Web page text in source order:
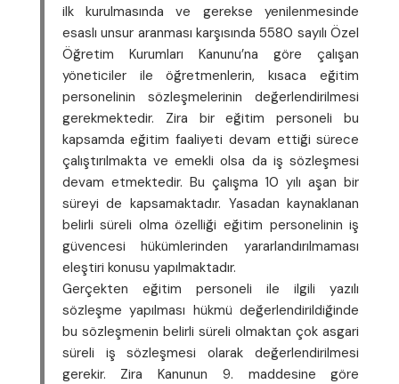
ilk kurulmasında ve gerekse yenilenmesinde
esaslı unsur aranması karşısında 5580 sayılı Özel
Öğretim Kurumları Kanunu’na göre çalışan
yöneticiler ile öğretmenlerin, kısaca eğitim
personelinin sözleşmelerinin değerlendirilmesi
gerekmektedir. Zira bir eğitim personeli bu
kapsamda eğitim faaliyeti devam ettiği sürece
çalıştırılmakta ve emekli olsa da iş sözleşmesi
devam etmektedir. Bu çalışma 10 yılı aşan bir
süreyi de kapsamaktadır. Yasadan kaynaklanan
belirli süreli olma özelliği eğitim personelinin iş
güvencesi hükümlerinden yararlandırılmaması
eleştiri konusu yapılmaktadır.
Gerçekten eğitim personeli ile ilgili yazılı
sözleşme yapılması hükmü değerlendirildiğinde
bu sözleşmenin belirli süreli olmaktan çok asgari
süreli iş sözleşmesi olarak değerlendirilmesi
gerekir. Zira Kanunun 9. maddesine göre